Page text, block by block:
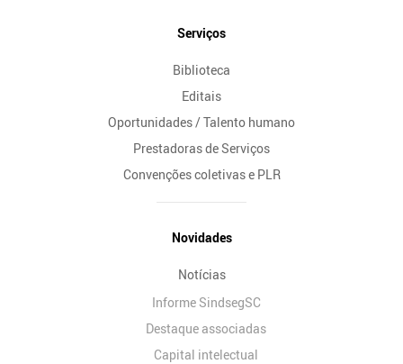
Serviços
Biblioteca
Editais
Oportunidades / Talento humano
Prestadoras de Serviços
Convenções coletivas e PLR
Novidades
Notícias
Informe SindsegSC
Destaque associadas
Capital intelectual